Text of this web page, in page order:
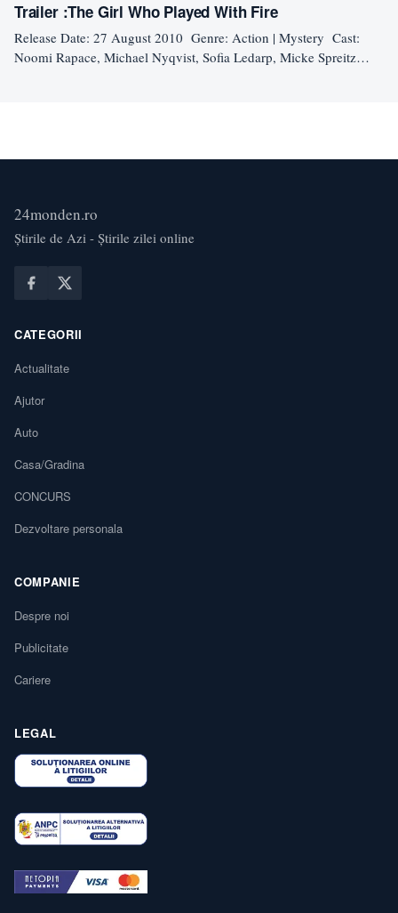
Trailer :The Girl Who Played With Fire
Release Date: 27 August 2010 Genre: Action | Mystery Cast:
Noomi Rapace, Michael Nyqvist, Sofia Ledarp, Micke Spreitz…
24monden.ro
Știrile de Azi - Știrile zilei online
CATEGORII
Actualitate
Ajutor
Auto
Casa/Gradina
CONCURS
Dezvoltare personala
COMPANIE
Despre noi
Publicitate
Cariere
LEGAL